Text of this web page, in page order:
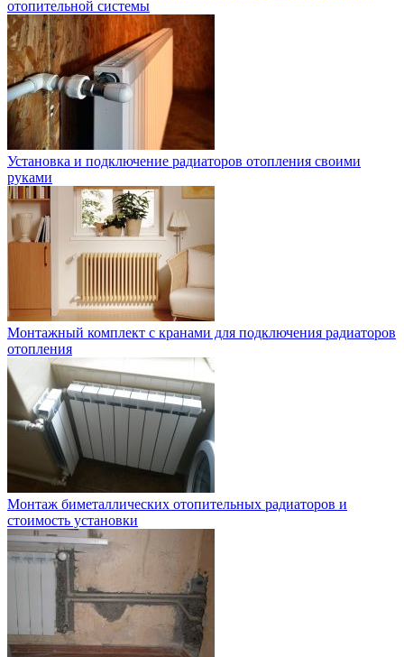
отопительной системы
Установка и подключение радиаторов отопления своими
руками
Монтажный комплект с кранами для подключения радиаторов
отопления
Монтаж биметаллических отопительных радиаторов и
стоимость установки